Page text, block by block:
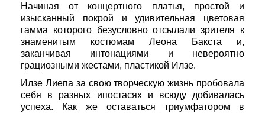
Начиная от концертного платья, простой и
изысканный покрой и удивительная цветовая
гамма которого безусловно отсылали зрителя к
знаменитым костюмам Леона Бакста и,
заканчивая интонациями и невероятно
грациозными жестами, пластикой Илзе.
Илзе Лиепа за свою творческую жизнь пробовала
себя в разных ипостасях и всюду добивалась
успеха. Как же оставаться триумфатором в